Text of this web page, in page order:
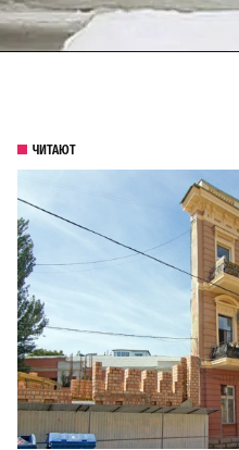
ЧИТАЮТ